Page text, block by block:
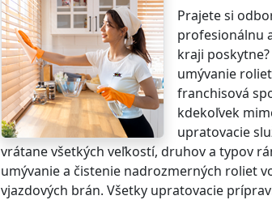
Prajete si
profesionálnu
kraji
umývanie roliet
franchisová
kdekoľvek
upratovacie
vrátane všetkých veľkostí, druhov a typov
umývanie a čistenie nadrozmerných roliet
vjazdových brán. Všetky upratovacie